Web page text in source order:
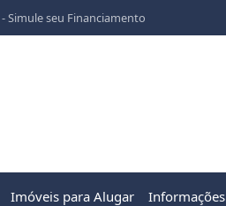
-Simule seu Financiamento
Imóveis para Alugar Informações